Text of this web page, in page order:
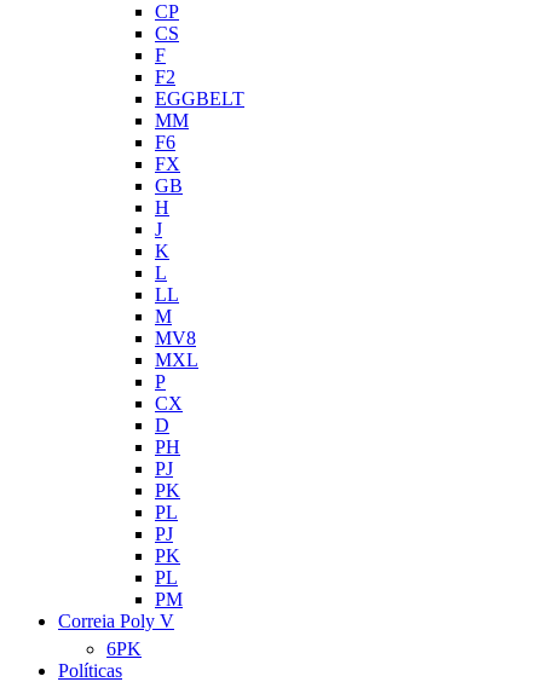
CP
CS
F
F2
EGGBELT
MM
F6
FX
GB
H
J
K
L
LL
M
MV8
MXL
P
CX
D
PH
PJ
PK
PL
PJ
PK
PL
PM
Correia Poly V
6PK
Políticas